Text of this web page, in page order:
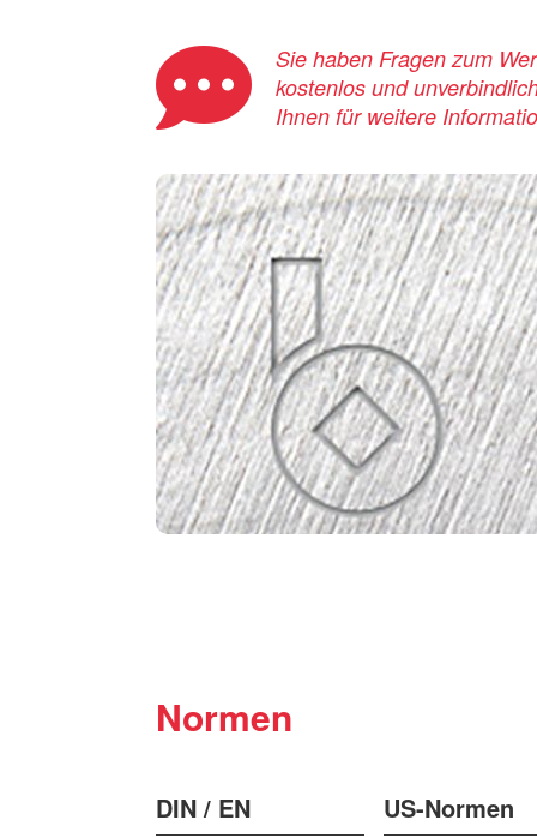
Sie haben Fragen zum
kostenlos und
Ihnen für weitere
Normen
DIN / EN US-Normen